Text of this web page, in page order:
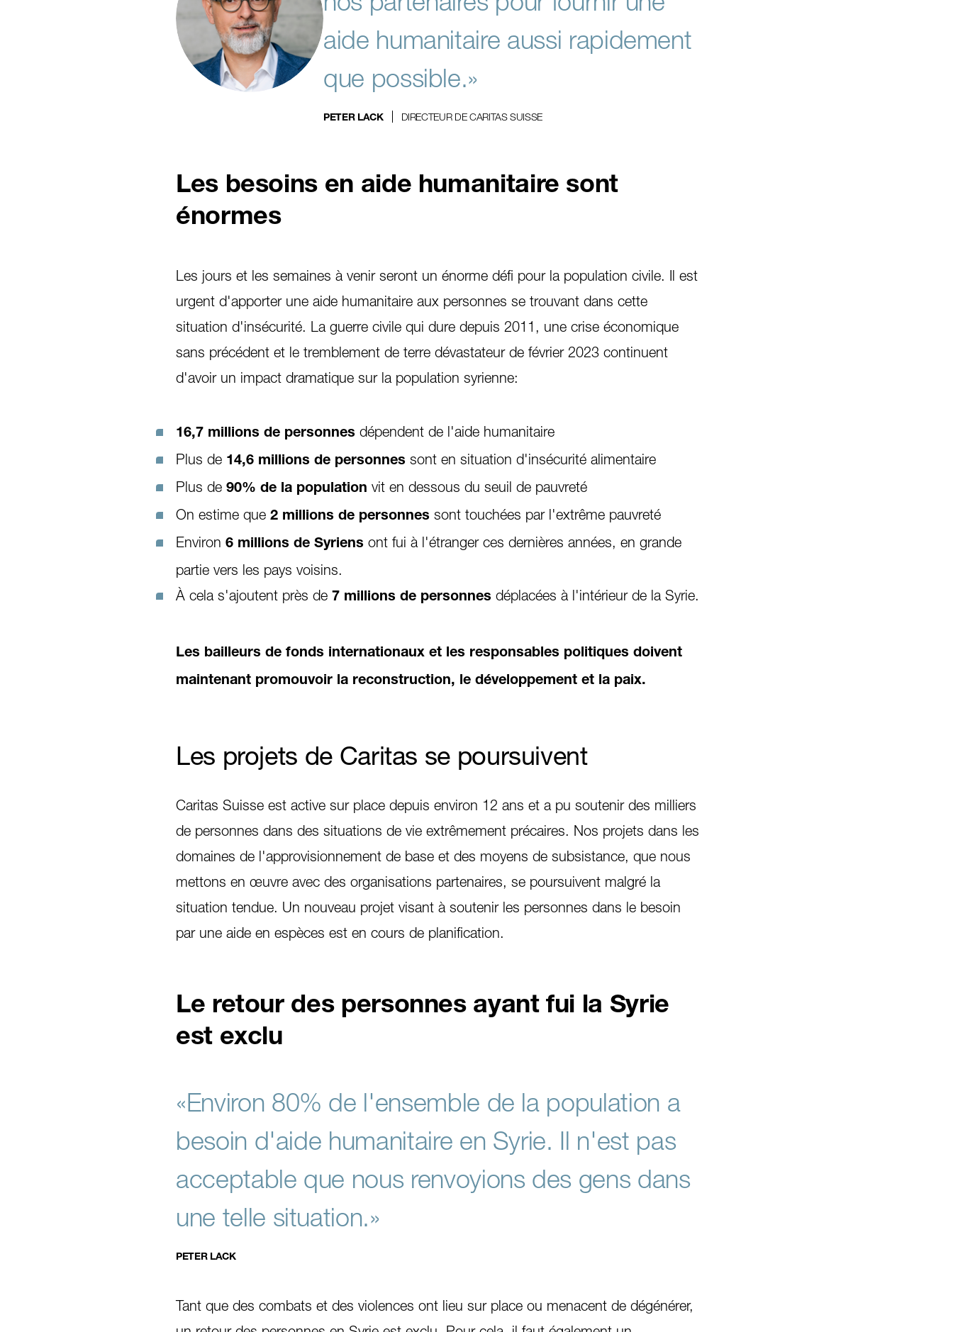
aide humanitaire aussi rapidement
que possible.»
PETER LACK DIRECTEUR DE CARITAS SUISSE
Les besoins en aide humanitaire sont
énormes
Les jours et les semaines à venir seront un énorme défi pour la population civile. Il est
urgent d'apporter une aide humanitaire aux personnes se trouvant dans cette
situation d'insécurité. La guerre civile qui dure depuis 2011, une crise économique
sans précédent et le tremblement de terre dévastateur de février 2023 continuent
d'avoir un impact dramatique sur la population syrienne:
16,7 millions de personnes dépendent de l'aide humanitaire
Plus de 14,6 millions de personnes sont en situation d'insécurité alimentaire
Plus de 90% de la population vit en dessous du seuil de pauvreté
On estime que 2 millions de personnes sont touchées par l'extrême pauvreté
Environ 6 millions de Syriens ont fui à l'étranger ces dernières années, en grande
partie vers les pays voisins.
À cela s'ajoutent près de 7 millions de personnes déplacées à l'intérieur de la Syrie.
Les bailleurs de fonds internationaux et les responsables politiques doivent
maintenant promouvoir la reconstruction, le développement et la paix.
Les projets de Caritas se poursuivent
Caritas Suisse est active sur place depuis environ 12 ans et a pu soutenir des milliers
de personnes dans des situations de vie extrêmement précaires. Nos projets dans les
domaines de l'approvisionnement de base et des moyens de subsistance, que nous
mettons en œuvre avec des organisations partenaires, se poursuivent malgré la
situation tendue. Un nouveau projet visant à soutenir les personnes dans le besoin
par une aide en espèces est en cours de planification.
Le retour des personnes ayant fui la Syrie
est exclu
«Environ 80% de l'ensemble de la population a
besoin d'aide humanitaire en Syrie. Il n'est pas
acceptable que nous renvoyions des gens dans
une telle situation.»
PETER LACK
Tant que des combats et des violences ont lieu sur place ou menacent de dégénérer,